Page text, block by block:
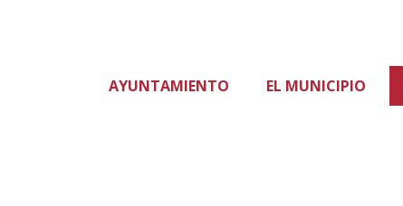
AYUNTAMIENTO EL MUNICIPIO